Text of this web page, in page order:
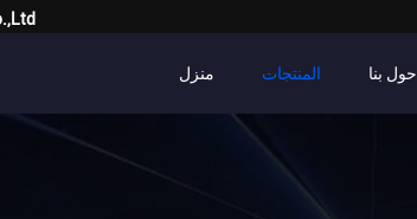
منزل المنتجات حول بنا